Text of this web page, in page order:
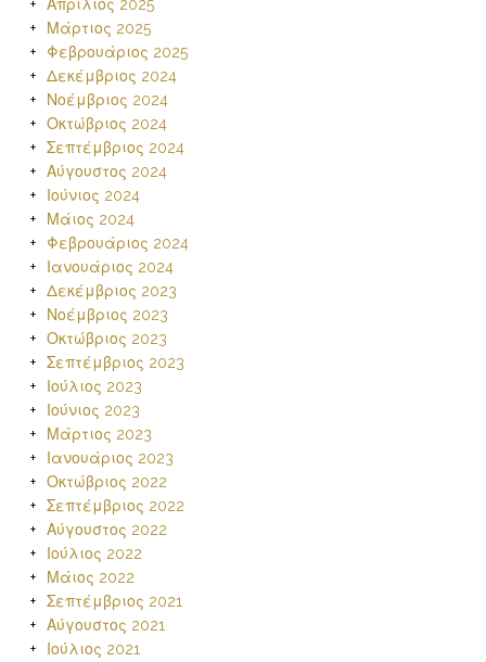
Απρίλιος 2025
Μάρτιος 2025
Φεβρουάριος 2025
Δεκέμβριος 2024
Νοέμβριος 2024
Οκτώβριος 2024
Σεπτέμβριος 2024
Αύγουστος 2024
Ιούνιος 2024
Μάιος 2024
Φεβρουάριος 2024
Ιανουάριος 2024
Δεκέμβριος 2023
Νοέμβριος 2023
Οκτώβριος 2023
Σεπτέμβριος 2023
Ιούλιος 2023
Ιούνιος 2023
Μάρτιος 2023
Ιανουάριος 2023
Οκτώβριος 2022
Σεπτέμβριος 2022
Αύγουστος 2022
Ιούλιος 2022
Μάιος 2022
Σεπτέμβριος 2021
Αύγουστος 2021
Ιούλιος 2021